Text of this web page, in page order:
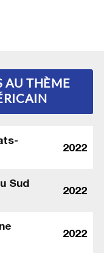
AU THÈME
2022
Sud
2022
2022